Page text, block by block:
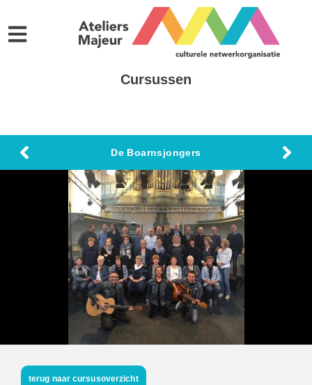
Cursussen
De Boarnsjongers
terug naar cursusoverzicht